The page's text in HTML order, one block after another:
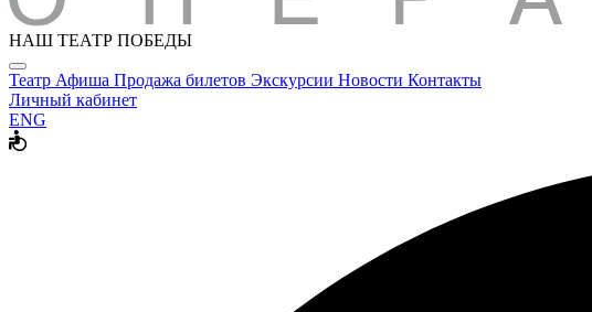
НАШ ТЕАТР ПОБЕДЫ
Театр Афиша Продажа билетов Экскурсии Новости Контакты
Личный кабинет
ENG